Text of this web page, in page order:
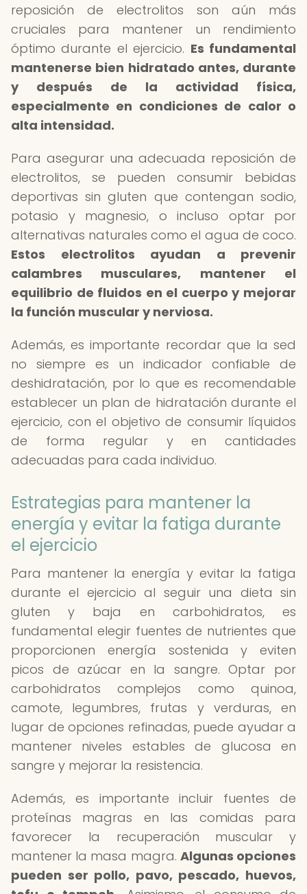
reposición de electrolitos son aún más
cruciales para mantener un rendimiento
óptimo durante el ejercicio. Es fundamental
mantenerse bien hidratado antes, durante
y después de la actividad física,
especialmente en condiciones de calor o
alta intensidad.
Para asegurar una adecuada reposición de
electrolitos, se pueden consumir bebidas
deportivas sin gluten que contengan sodio,
potasio y magnesio, o incluso optar por
alternativas naturales como el agua de coco.
Estos electrolitos ayudan a prevenir
calambres musculares, mantener el
equilibrio de fluidos en el cuerpo y mejorar
la función muscular y nerviosa.
Además, es importante recordar que la sed
no siempre es un indicador confiable de
deshidratación, por lo que es recomendable
establecer un plan de hidratación durante el
ejercicio, con el objetivo de consumir líquidos
de forma regular y en cantidades
adecuadas para cada individuo.
Estrategias para mantener la
energía y evitar la fatiga durante
el ejercicio
Para mantener la energía y evitar la fatiga
durante el ejercicio al seguir una dieta sin
gluten y baja en carbohidratos, es
fundamental elegir fuentes de nutrientes que
proporcionen energía sostenida y eviten
picos de azúcar en la sangre. Optar por
carbohidratos complejos como quinoa,
camote, legumbres, frutas y verduras, en
lugar de opciones refinadas, puede ayudar a
mantener niveles estables de glucosa en
sangre y mejorar la resistencia.
Además, es importante incluir fuentes de
proteínas magras en las comidas para
favorecer la recuperación muscular y
mantener la masa magra. Algunas opciones
pueden ser pollo, pavo, pescado, huevos,